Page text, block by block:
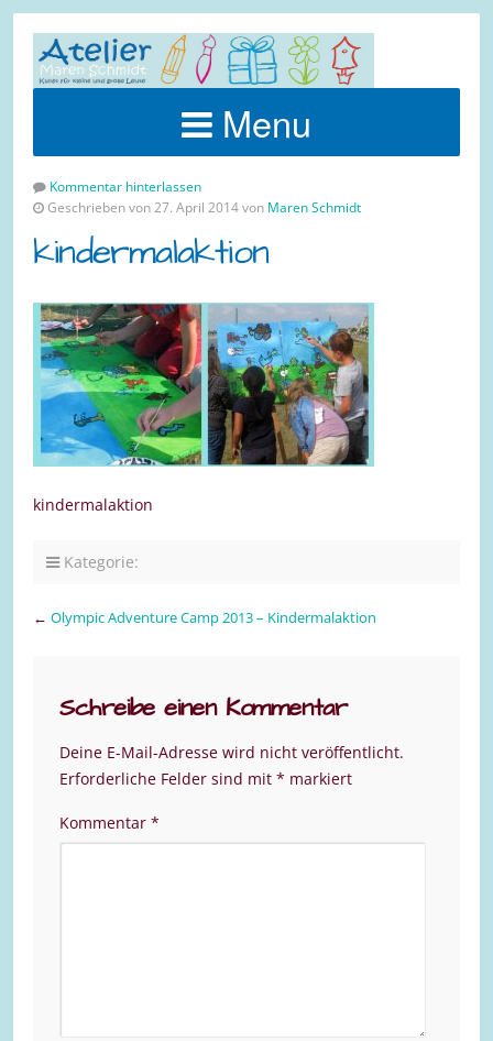
Menu
Kommentar hinterlassen
Geschrieben von 27. April 2014 von Maren Schmidt
kindermalaktion
kindermalaktion
Kategorie:
← Olympic Adventure Camp 2013 – Kindermalaktion
Schreibe einen Kommentar
Deine E-Mail-Adresse wird nicht veröffentlicht.
Erforderliche Felder sind mit * markiert
Kommentar *